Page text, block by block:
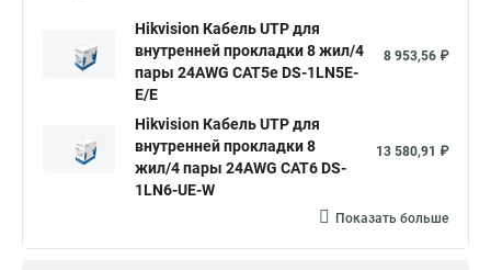
Hikvision Кабель UTP для
внутренней прокладки 8 жил/4
пары 24AWG CAT5e DS-1LN5E-
E/E
8 953,56 ₽
Hikvision Кабель UTP для
внутренней прокладки 8
жил/4 пары 24AWG CAT6 DS-
1LN6-UE-W
13 580,91 ₽
Показать больше